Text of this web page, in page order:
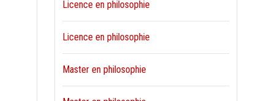
Licence en philosophie
Licence en philosophie
Master en philosophie